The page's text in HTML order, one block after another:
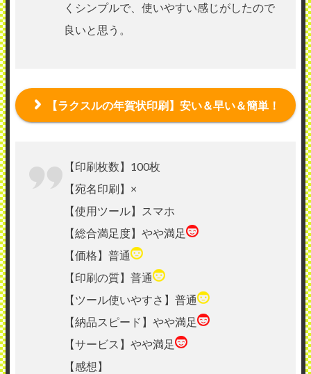
くシンプルで、使いやすい感じがしたので
良いと思う。
【ラクスルの年賀状印刷】安い＆早い＆簡単！
【印刷枚数】100枚
【宛名印刷】×
【使用ツール】スマホ
【総合満足度】やや満足
【価格】普通
【印刷の質】普通
【ツール使いやすさ】普通
【納品スピード】やや満足
【サービス】やや満足
【感想】